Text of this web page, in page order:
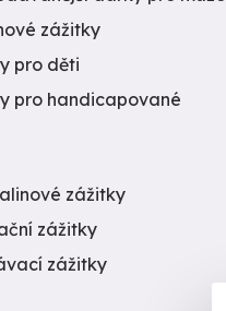
zážitky
pro děti
pro handicapované
zážitky
zážitky
zážitky